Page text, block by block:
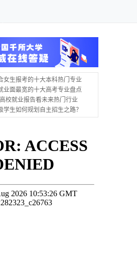
女生报考的十大本科热门专业
业面最宽的十大高考专业盘点
校就业报告看未来热门行业
学生如何规划自主招生之路？